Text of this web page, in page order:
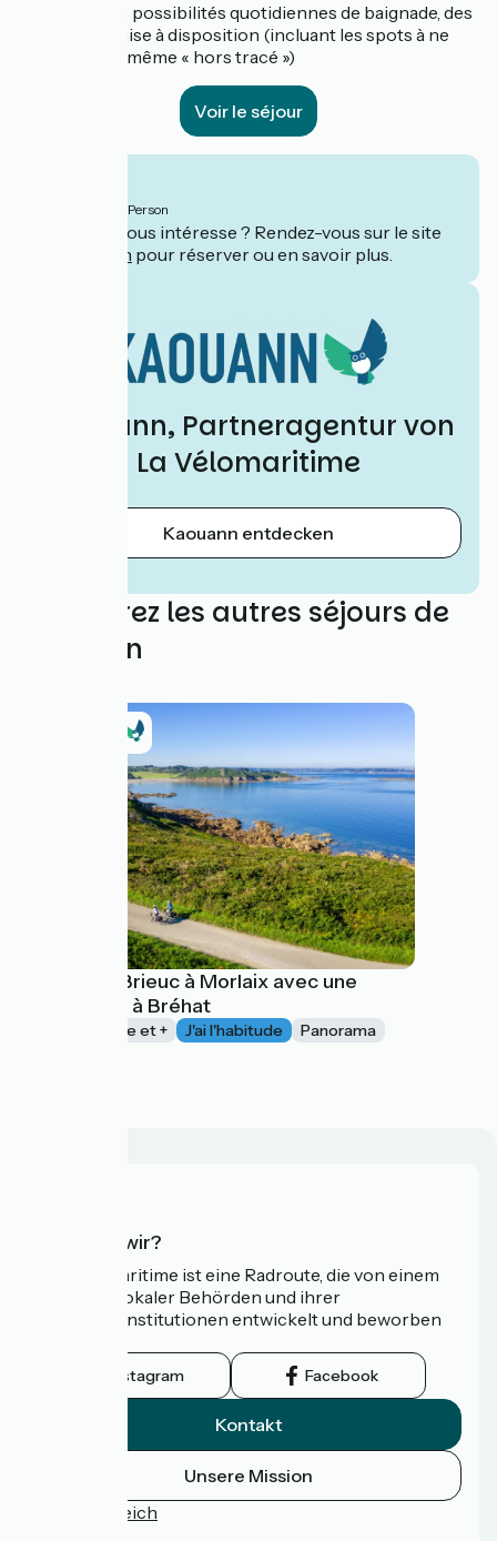
des possibilités quotidiennes de baignade, des
tracés GPX mise à disposition (incluant les spots à ne
pas manquer même « hors tracé »)
Voir le séjour
pro Person
Ce séjour vous intéresse ? Rendez-vous sur le site
Kaouann pour réserver ou en savoir plus.
Kaouann, Partneragentur von
La Vélomaritime
Kaouann entdecken
Découvrez les autres séjours de
Kaouann
De Saint-Brieuc à Morlaix avec une
escapade à Bréhat
1 semaine et + J'ai l'habitude Panorama
Wer sind wir?
Die Vélomaritime ist eine Radroute, die von einem
Netzwerk lokaler Behörden und ihrer
Tourismusinstitutionen entwickelt und beworben
Instagram Facebook
Kontakt
Unsere Mission
Pressebereich